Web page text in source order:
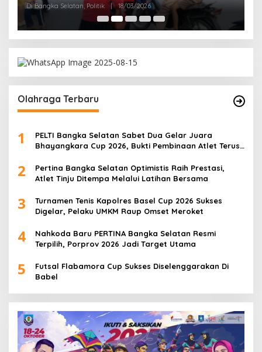
Di Bangka Selatan, Politik | 18/03/2026
Olahraga Terbaru
1
PELTI Bangka Selatan Sabet Dua Gelar Juara
Bhayangkara Cup 2026, Bukti Pembinaan Atlet Terus
2
Pertina Bangka Selatan Optimistis Raih Prestasi,
Atlet Tinju Ditempa Melalui Latihan Bersama
3
Turnamen Tenis Kapolres Basel Cup 2026 Sukses
Digelar, Pelaku UMKM Raup Omset Meroket
4
Nahkoda Baru PERTINA Bangka Selatan Resmi
Terpilih, Porprov 2026 Jadi Target Utama
5
Futsal Flabamora Cup Sukses Diselenggarakan Di
Babel